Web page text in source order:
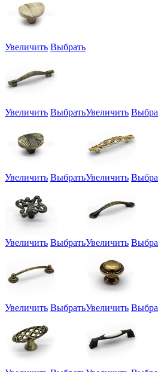
Увеличить Выбрать
Увеличить ВыбратьУвеличить
Увеличить ВыбратьУвеличить
Увеличить ВыбратьУвеличить
Увеличить ВыбратьУвеличить